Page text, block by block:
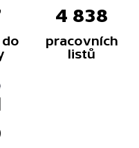
4 838
pracovních
listů